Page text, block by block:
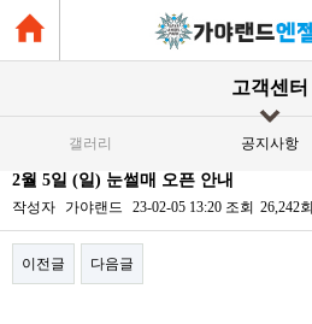
고객센터
갤러리 공지사항
2월 5일 (일) 눈썰매 오픈 안내
작성자 가야랜드 23-02-05 13:20 조회 26,242회
이전글 다음글